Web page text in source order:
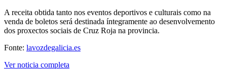
A receita obtida tanto nos eventos deportivos e culturais como na
venda de boletos será destinada íntegramente ao desenvolvemento
dos proxectos sociais de Cruz Roja na provincia.
Fonte: lavozdegalicia.es
Ver noticia completa